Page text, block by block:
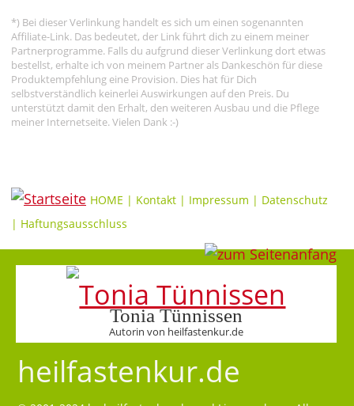
*) Bei dieser Verlinkung handelt es sich um einen sogenannten
Affiliate-Link. Das bedeutet, der Link führt dich zu einem meiner
Partnerprogramme. Falls du aufgrund dieser Verlinkung dort etwas
bestellst, erhalte ich von meinem Partner als Dankeschön für diese
Produktempfehlung eine Provision. Dies hat für Dich
selbstverständlich keinerlei Auswirkungen auf den Preis. Du
unterstützt damit den Erhalt, den weiteren Ausbau und die Pflege
meiner Internetseite. Vielen Dank :-)
HOME | Kontakt | Impressum | Datenschutz
| Haftungsausschluss
Tonia Tünnissen
Autorin von heilfastenkur.de
heilfastenkur.de